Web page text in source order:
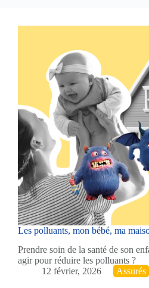
Les polluants, mon bébé, ma
Prendre soin de la santé de son
agir pour réduire les polluants ?
12 février, 2026
Assurés